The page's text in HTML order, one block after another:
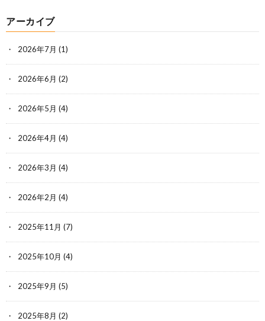
アーカイブ
2026年7月 (1)
2026年6月 (2)
2026年5月 (4)
2026年4月 (4)
2026年3月 (4)
2026年2月 (4)
2025年11月 (7)
2025年10月 (4)
2025年9月 (5)
2025年8月 (2)